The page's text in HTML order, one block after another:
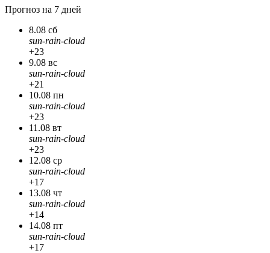
Прогноз на 7 дней
8.08 сб
sun-rain-cloud
+23
9.08 вс
sun-rain-cloud
+21
10.08 пн
sun-rain-cloud
+23
11.08 вт
sun-rain-cloud
+23
12.08 ср
sun-rain-cloud
+17
13.08 чт
sun-rain-cloud
+14
14.08 пт
sun-rain-cloud
+17